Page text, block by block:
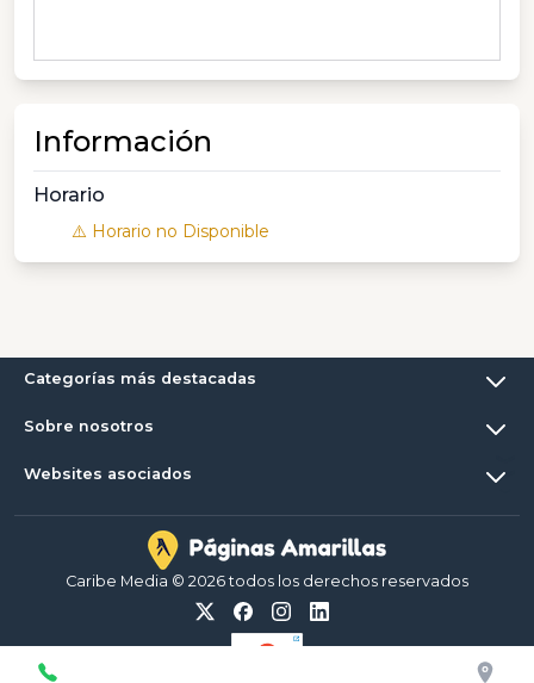
Información
Horario
⚠️ Horario no Disponible
Categorías más destacadas
Sobre nosotros
Websites asociados
Caribe Media © 2026 todos los derechos reservados